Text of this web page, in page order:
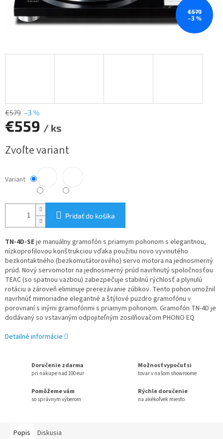
€579
–3 %
€579 –3 %
€559 / ks
cena:
Zvoľte variant
Variant
Pridať do košíka
TN-4D-SEje manuálny gramofón s priamym pohonom s elegantnou,
nízkoprofilovou konštrukciou vďaka použitiu novo vyvinutého
bezkontaktného (bezkomutátorového) servo motora na jednosmerný
prúd. Nový servomotor na jednosmerný prúd navrhnutý spoločnosťou
TEAC (so spätnou väzbou) zabezpečuje stabilnú rýchlosť a plynulú
rotáciu a zároveň eliminuje prerezávanie zúbkov. Tento pohon umožnil
navrhnúť mimoriadne elegantné a štýlové puzdro gramofónu v
porovnaní s inými gramofónmi s priamym pohonom. Gramofón TN-4D je
dodávaný so vstavaným odpojiteľným zosilňovačom PHONO EQ
Detailné informácie
Doručenie zdarma
pri nákupe nad 100 eur
Možnosť vypočuť si
tovar v našom showroome
Pomôžeme vám
so správnym výberom
Rýchle doručenie
na akékoľvek miesto
Popis Diskusia